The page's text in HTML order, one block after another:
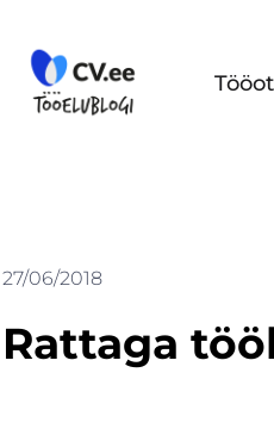
content
27/06/2018
Rattaga